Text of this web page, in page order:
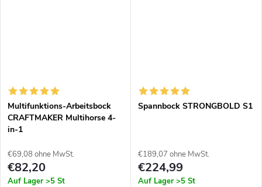
Multifunktions-Arbeitsbock
CRAFTMAKER Multihorse 4-
in-1
€69,08 ohne MwSt.
€82,20
Auf Lager >5 St
Spannbock STRONGBOLD S1
€189,07 ohne MwSt.
€224,99
Auf Lager >5 St